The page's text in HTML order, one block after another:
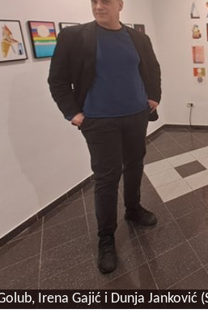
Irena Gajić i Dunja Janković